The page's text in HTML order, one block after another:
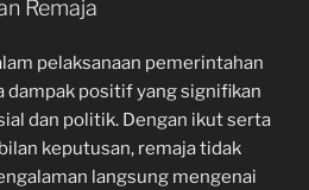
Remaja
pelaksanaan pemerintahan
dampak positif yang signifikan
dan politik. Dengan ikut serta
keputusan, remaja tidak
langsung mengenai